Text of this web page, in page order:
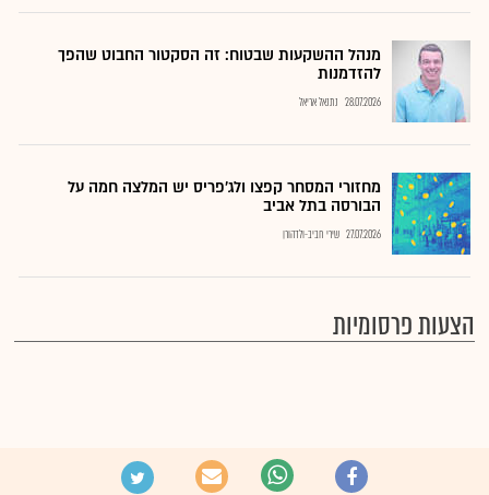
מנהל ההשקעות שבטוח: זה הסקטור החבוט שהפך
להזדמנות
28.07.2026 נתנאל אריאל
מחזורי המסחר קפצו ולג'פריס יש המלצה חמה על
הבורסה בתל אביב
27.07.2026 שירי חביב-ולדהורן
הצעות פרסומיות